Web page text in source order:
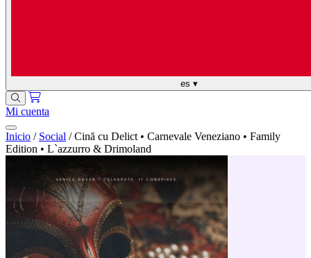
es ▾
Mi cuenta
Inicio / Social / Cină cu Delict • Carnevale Veneziano • Family
Edition • L`azzurro & Drimoland